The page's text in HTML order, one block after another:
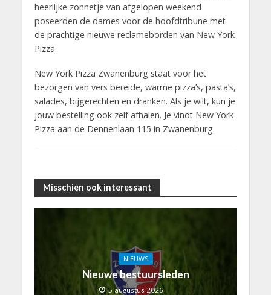
heerlijke zonnetje van afgelopen weekend
poseerden de dames voor de hoofdtribune met
de prachtige nieuwe reclameborden van New York
Pizza.
New York Pizza Zwanenburg staat voor het
bezorgen van vers bereide, warme pizza’s, pasta’s,
salades, bijgerechten en dranken. Als je wilt, kun je
jouw bestelling ook zelf afhalen. Je vindt New York
Pizza aan de Dennenlaan 115 in Zwanenburg.
Misschien ook interessant
NIEUWS
Nieuwe bestuursleden
5 augustus 2026